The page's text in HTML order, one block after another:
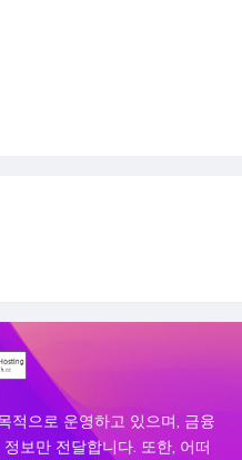
적으로 운영하고 있으며, 금융
보만 전달합니다. 또한, 어떠